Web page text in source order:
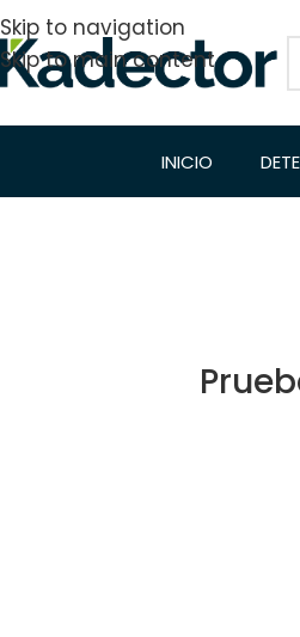
Skip to navigation
Skip to main content
INICIO